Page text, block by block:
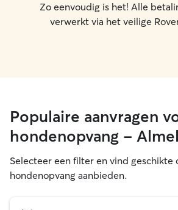
Zo eenvoudig is het! Alle
verwerkt via het veilige
Populaire aanvragen
hondenopvang -
Selecteer een filter en vind geschikte
hondenopvang aanbieden.